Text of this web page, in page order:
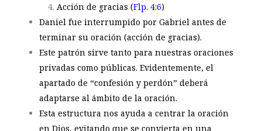
Acción de gracias (Flp. 4:6)
Daniel fue interrumpido por Gabriel antes de
terminar su oración (acción de gracias).
Este patrón sirve tanto para nuestras oraciones
privadas como públicas. Evidentemente, el
apartado de “confesión y perdón” deberá
adaptarse al ámbito de la oración.
Esta estructura nos ayuda a centrar la oración
en Dios, evitando que se convierta en una